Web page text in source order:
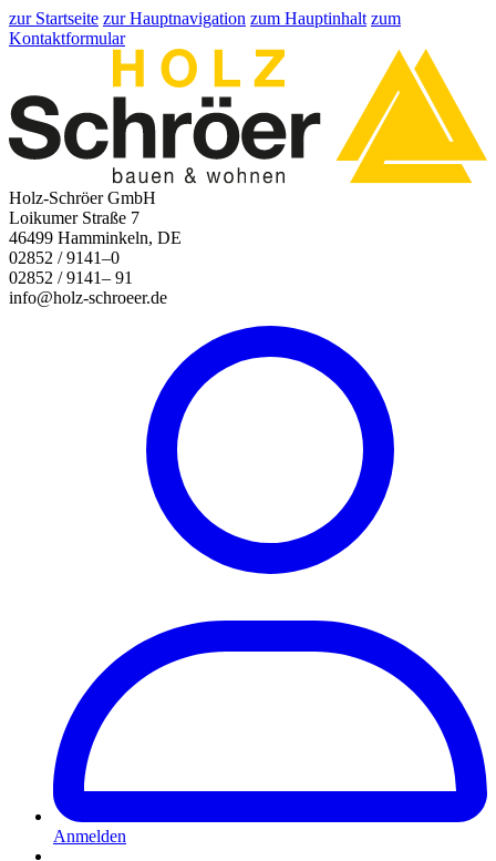
zur Startseite zur Hauptnavigation zum Hauptinhalt zum
Kontaktformular
Holz-Schröer GmbH
Loikumer Straße 7
46499 Hamminkeln, DE
02852 / 9141–0
02852 / 9141– 91
info@holz-schroeer.de
Anmelden